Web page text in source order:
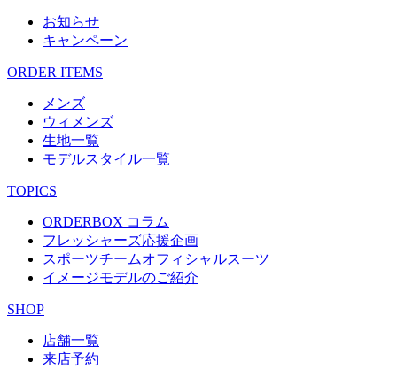
お知らせ
キャンペーン
ORDER ITEMS
メンズ
ウィメンズ
生地一覧
モデルスタイル一覧
TOPICS
ORDERBOX コラム
フレッシャーズ応援企画
スポーツチームオフィシャルスーツ
イメージモデルのご紹介
SHOP
店舗一覧
来店予約